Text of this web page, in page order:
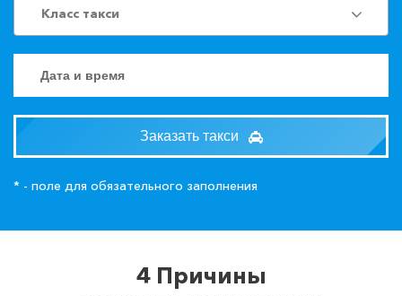
Класс такси
Заказать такси
* - поле для обязательного заполнения
4 Причины